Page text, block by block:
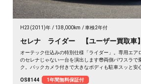
H23(2011)年 138,000km 車検2年付
セレナ ライダー 【ユーザー買取車】
オーテック仕込みの特別仕様「ライダー」。専用エア
のセレナじゃない一台を演出します😎両側パワスラで
ク。バックカメラ付きで大きなボディも駐車スッと安
一台で楽しさ倍増です🎵月々21500〜で手が届く特別
OS8144 1年間無料保証付